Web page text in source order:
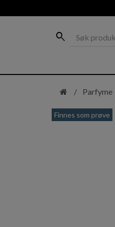
search Søk
til
Parfyme
Finnes som prøve